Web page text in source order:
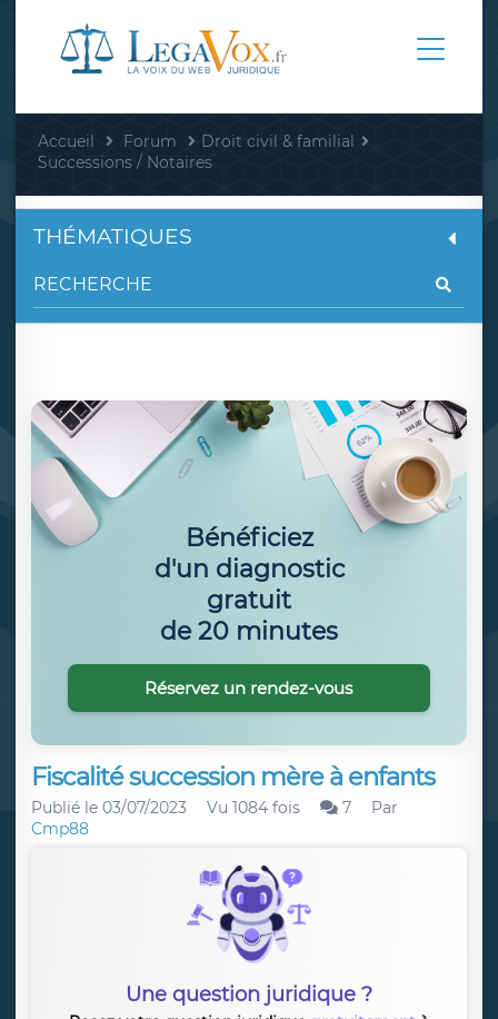
Accueil Forum
Droit civil & familial
Successions / Notaires
Fiscalité succession mère à enfants
Publié le 03/07/2023 Vu 1084 fois 7
Par
Cmp88
Une question juridique ?
THÉMATIQUES
Bénéficiez
d'un diagnostic
gratuit
de 20 minutes
Réservez un rendez-vous